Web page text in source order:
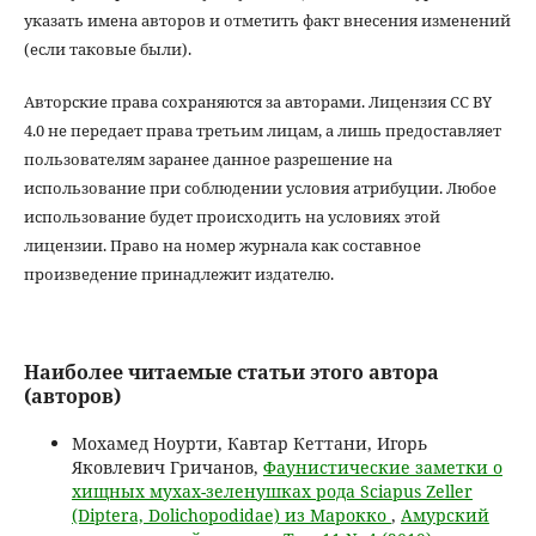
указать имена авторов и отметить факт внесения изменений
(если таковые были).
Авторские права сохраняются за авторами. Лицензия CC BY
4.0 не передает права третьим лицам, а лишь предоставляет
пользователям заранее данное разрешение на
использование при соблюдении условия атрибуции. Любое
использование будет происходить на условиях этой
лицензии. Право на номер журнала как составное
произведение принадлежит издателю.
Наиболее читаемые статьи этого автора
(авторов)
Мохамед Ноурти, Кавтар Кеттани, Игорь
Яковлевич Гричанов, Фаунистические заметки о
хищных мухах-зеленушках рода Sciapus Zeller
(Diptera, Dolichopodidae) из Марокко , Амурский